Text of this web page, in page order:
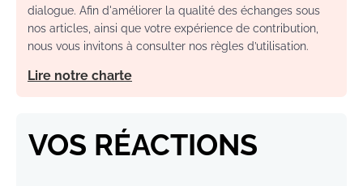
dialogue. Afin d'améliorer la qualité des échanges sous
nos articles, ainsi que votre expérience de contribution,
nous vous invitons à consulter nos règles d’utilisation.
Lire notre charte
VOS RÉACTIONS